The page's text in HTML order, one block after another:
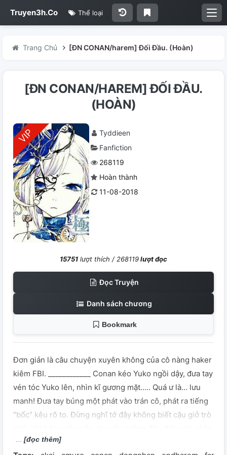
Truyen3h.Co Thể loại
Trang Chủ [ĐN CONAN/harem] Đối Đầu. (Hoàn)
[ĐN CONAN/HAREM] ĐỐI ĐẦU.
(HOÀN)
Tyddieen
Fanfiction
268119
Hoàn thành
11-08-2018
15751 lượt thích /268119lượt đọc
Đọc Truyện
Danh sách chương
Bookmark
Đơn giản là câu chuyện xuyên không của cô nàng haker
kiêm FBI. ____________ Conan kéo Yuko ngồi dậy, đưa tay
vén tóc Yuko lên, nhìn kĩ gương mặt..... Quá ư là... lưu
manh! Đưa tay búng một phát vào trán cô, phát ra tiếng
"bốc" kêu rõ to. Đừng nghĩ tớ đây không biết cậu giở trò
thì sẽ chết, không tham gia cũng sẽ chết... không chỉ
[đọc thêm]